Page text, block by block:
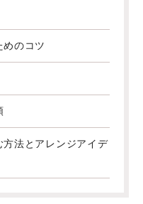
めのコツ
法とアレンジアイデ